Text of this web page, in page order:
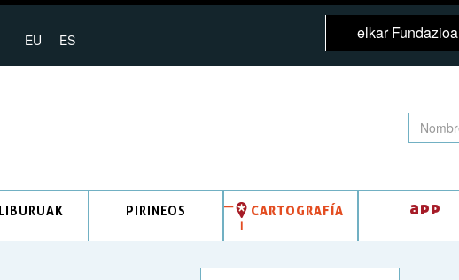
EU ES elkar Fundazioa
PIRINEOS CARTOGRAFÍA app